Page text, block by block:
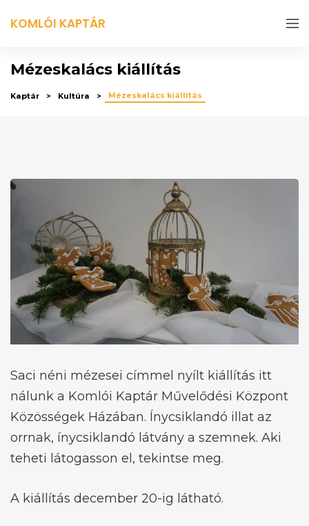
KOMLÓI KAPTÁR
Mézeskalács kiállítás
Kaptár Kultúra Mézeskalács kiállítás
Saci néni mézesei címmel nyílt kiállítás itt
nálunk a Komlói Kaptár Művelődési Központ
Közösségek Házában. Ínycsiklandó illat az
orrnak, ínycsiklandó látvány a szemnek. Aki
teheti látogasson el, tekintse meg.
A kiállítás december 20-ig látható.